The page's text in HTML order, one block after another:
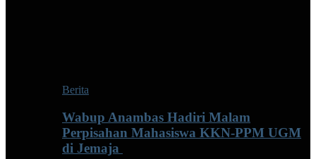
Berita
Wabup Anambas Hadiri Malam
Perpisahan Mahasiswa KKN-PPM UGM
di Jemaja ‎